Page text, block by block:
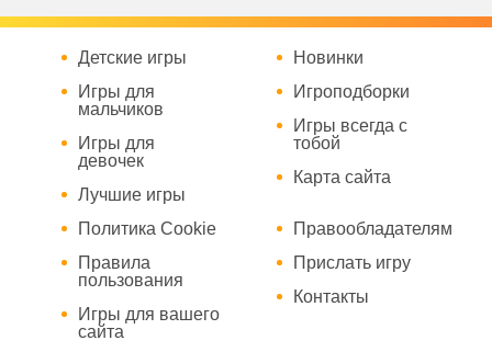
Детские игры
Игры для
мальчиков
Игры для
девочек
Лучшие игры
Новинки
Игроподборки
Игры всегда с
тобой
Карта сайта
Политика Cookie
Правила
пользования
Игры для вашего
сайта
Правообладателям
Прислать игру
Контакты